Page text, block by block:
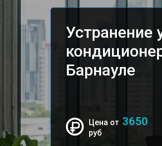
Устранение
Барнауле
Цена от 3650
руб